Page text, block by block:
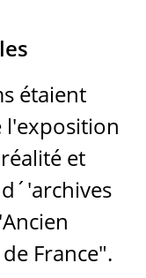
étaient
l'exposition
et
France".